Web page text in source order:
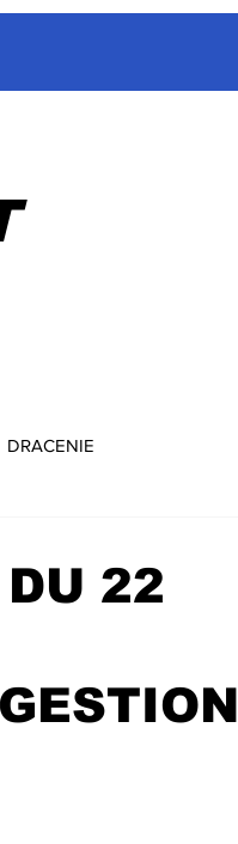
DRACENIE
22